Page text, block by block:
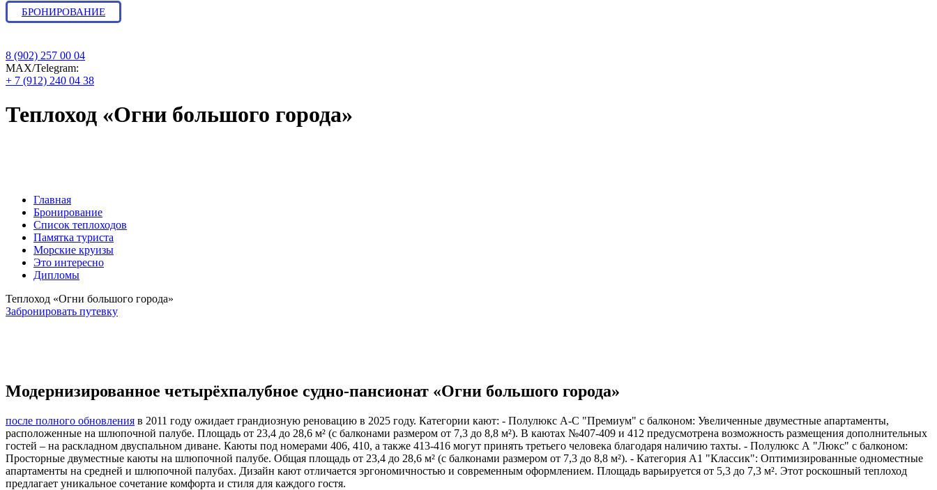
БРОНИРОВАНИЕ
8 (902) 257 00 04
МАХ/Telegram:
+ 7 (912) 240 04 38
Теплоход «Огни большого города»
Главная
Бронирование
Список теплоходов
Памятка туриста
Морские круизы
Это интересно
Дипломы
Теплоход «Огни большого города»
Забронировать путевку
Модернизированное четырёхпалубное судно-пансионат «Огни большого города»
после полного обновления в 2011 году ожидает грандиозную реновацию в 2025 году. Категории кают: - Полулюкс А-С "Премиум" с балконом: Увеличенные двуместные апартаменты,
расположенные на шлюпочной палубе. Площадь от 23,4 до 28,6 м² (с балконами размером от 7,3 до 8,8 м²). В каютах №407-409 и 412 предусмотрена возможность размещения дополнительных
гостей – на раскладном двуспальном диване. Каюты под номерами 406, 410, а также 413-416 могут принять третьего человека благодаря наличию тахты. - Полулюкс А "Люкс" с балконом:
Просторные двуместные каюты на шлюпочной палубе. Общая площадь от 23,4 до 28,6 м² (с балконами размером от 7,3 до 8,8 м²). - Категория А1 "Классик": Оптимизированные одноместные
апартаменты на средней и шлюпочной палубах. Дизайн кают отличается эргономичностью и современным оформлением. Площадь варьируется от 5,3 до 7,3 м². Этот роскошный теплоход
предлагает уникальное сочетание комфорта и стиля для каждого гостя.